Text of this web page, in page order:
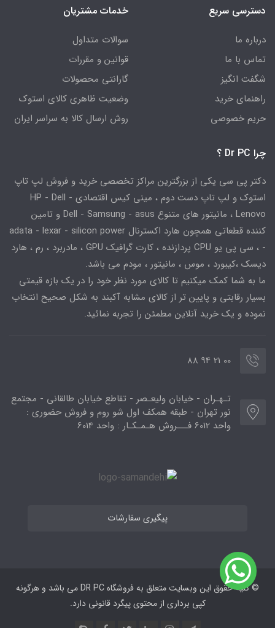
دسترسی سریع
درباره ما
تماس با ما
شگفت انگیز
راهنمای خرید
حریم خصوصی
خدمات مشتریان
سوالات متداول
قوانین و مقررات
گارانتی محصولات
وضعیت ظاهری کالای استوک
روش ارسال کالا به سراسر ایران
چرا Dr PC ؟
دکتر پی سی یکی از بزرگترین مراکز تخصصی خرید و فروش لپ تاپ
استوک و لپ تاپ دست دوم ، مینی کیس اقتصادی HP - Dell -
Lenovo ، مانیتور های متنوع Dell - Samsung - asus و تامین
کننده قطعاتی همچون هارد اکسترنال adata - lexar - silicon power
- ، سی پی یو CPU پردازنده ، کارت گرافیک GPU ، مادربرد ، رم ، هارد
دیسک ،کیبورد ، موس ، مانیتور ، مودم می باشد.
ما به شما کمک میکنیم تا کالای مورد نظر خود را در یک بازه قیمتی
بسیار رقابتی و پایین تر از کالای مشابه آکبند به شکل صحیح انتخاب
نموده و یک خرید آنلاین مطمئن را تجربه نمائید.
00 21 94 88
تـهـران - خیابان ولیعـصر - تقاطع خیابان طالقانی - مجتمع
نور تهران - طبقه همکف اول شو روم و فروش حضوری :
واحد 6012 فـــروش هـمـکـار : واحد 6014
پیگیری سفارشات
© کلیه حقوق این وبسایت متعلق به فروشگاه DR PC می ‌باشد و هرگونه
کپی برداری از محتوی پیگرد قانونی دارد.